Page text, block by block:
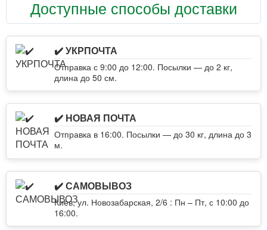
Доступные способы доставки
✔️ УКРПОЧТА
Отправка с 9:00 до 12:00. Посылки — до 2 кг,
длина до 50 см.
✔️ НОВАЯ ПОЧТА
Отправка в 16:00. Посылки — до 30 кг, длина до 3
м.
✔️ САМОВЫВОЗ
Киев, ул. Новозабарская, 2/6 : Пн – Пт, с 10:00 до
16:00.